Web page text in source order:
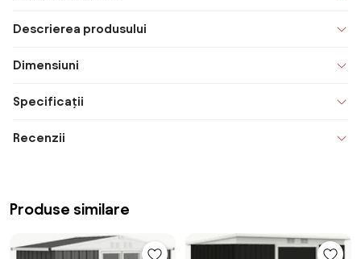
Descrierea produsului
Dimensiuni
Specificații
Recenzii
Produse similare